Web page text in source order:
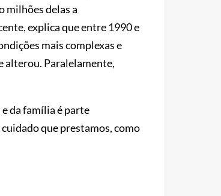
milhões delas a
explica que entre 1990 e
mais complexas e
alterou. Paralelamente,
da família é parte
cuidado que prestamos, como